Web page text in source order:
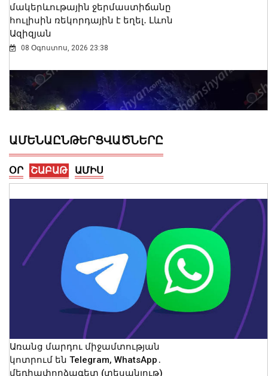
մակերևութային ջերմաստիճանը
հուլիսին ռեկորդային է եղել․ Լևոն
Ազիզյան
08 Օգոստոս, 2026 23:38
Ողբերգական դեպք Երևանում․
Կիևյան կամրջի տակ՝ ճանապարհի
երթևեկելի գոտում, հայտնաբերվել է
տղամարդու մարմին
08 Օգոստոս, 2026 23:15
ԱՄԵՆԱԸՆԹԵՐՑՎԱԾՆԵՐԸ
ՕՐ ՇԱԲԱԹ ԱՄԻՍ
Առանց մարդու միջամտության
կոտրում են Telegram, WhatsApp․
մեդիափորձագետ (տեսանյութ)